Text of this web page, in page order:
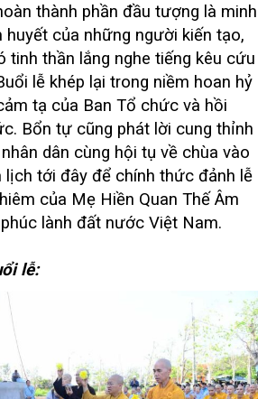
thành phần đầu tượng là minh
của những người kiến tạo,
tinh thần lắng nghe tiếng kêu cứu
lễ khép lại trong niềm hoan hỷ
tạ của Ban Tổ chức và hồi
Bổn tự cũng phát lời cung thỉnh
dân cùng hội tụ về chùa vào
lịch tới đây để chính thức đảnh lễ
của Mẹ Hiền Quan Thế Âm
lành đất nước Việt Nam.
lễ: